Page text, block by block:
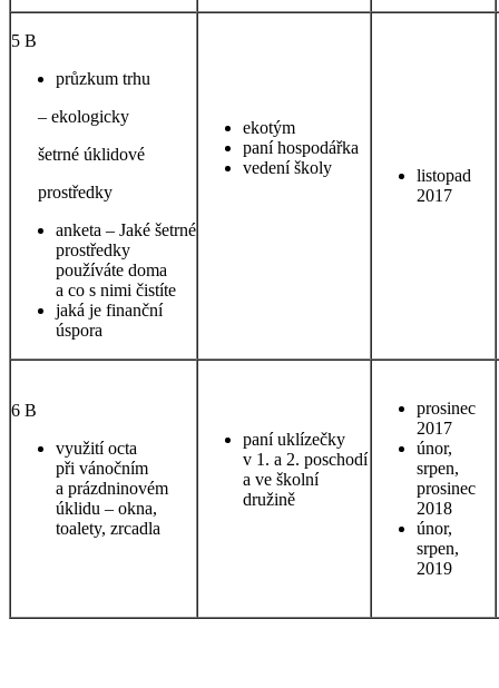
5 B
průzkum trhu
– ekologicky
šetrné úklidové
prostředky
anketa – Jaké šetrné
prostředky
používáte doma
a co s nimi čistíte
jaká je finanční
úspora
ekotým
paní hospodářka
vedení školy
listopad
2017
6 B
využití octa
při vánočním
a prázdninovém
úklidu – okna,
toalety, zrcadla
paní uklízečky
v 1. a 2. poschodí
a ve školní
družině
prosinec
2017
únor,
srpen,
prosinec
2018
únor,
srpen,
2019